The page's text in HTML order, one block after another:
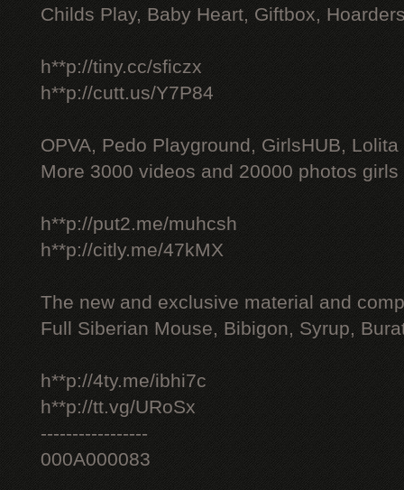
Childs Play, Baby Heart, Giftbox,
h**p://tiny.cc/sficzx
h**p://cutt.us/Y7P84
OPVA, Pedo Playground, GirlsHUB, Lolita
More 3000 videos and 20000 photos
h**p://put2.me/muhcsh
h**p://citly.me/47kMX
The new and exclusive material and
Full Siberian Mouse, Bibigon, Syrup,
h**p://4ty.me/ibhi7c
h**p://tt.vg/URoSx
-----------------
000A000083